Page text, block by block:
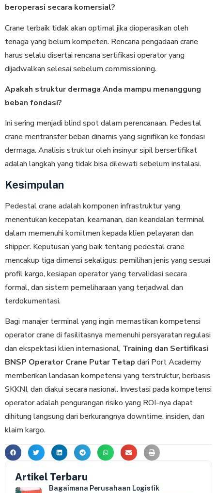
beroperasi secara komersial?
Crane terbaik tidak akan optimal jika dioperasikan oleh
tenaga yang belum kompeten. Rencana pengadaan crane
harus selalu disertai rencana sertifikasi operator yang
dijadwalkan selesai sebelum commissioning.
Apakah struktur dermaga Anda mampu menanggung
beban fondasi?
Ini sering menjadi blind spot dalam perencanaan. Pedestal
crane mentransfer beban dinamis yang signifikan ke fondasi
dermaga. Analisis struktur oleh insinyur sipil bersertifikat
adalah langkah yang tidak bisa dilewati sebelum instalasi.
Kesimpulan
Pedestal crane adalah komponen infrastruktur yang
menentukan kecepatan, keamanan, dan keandalan terminal
dalam memenuhi komitmen kepada klien pelayaran dan
shipper. Keputusan yang baik tentang pedestal crane
mencakup tiga dimensi sekaligus: pemilihan jenis yang sesuai
profil kargo, kesiapan operator yang tervalidasi secara
formal, dan sistem pemeliharaan yang terjadwal dan
terdokumentasi.
Bagi manajer terminal yang ingin memastikan kompetensi
operator crane di fasilitasnya memenuhi persyaratan regulasi
dan ekspektasi klien internasional, Training dan Sertifikasi
BNSP Operator Crane Putar Tetap dari Port Academy
memberikan landasan kompetensi yang terstruktur, berbasis
SKKNI, dan diakui secara nasional. Investasi pada kompetensi
operator adalah pengurangan risiko yang ROI-nya dapat
dihitung langsung dari berkurangnya downtime, insiden, dan
klaim kargo.
Artikel Terbaru
Bagaimana Perusahaan Logistik